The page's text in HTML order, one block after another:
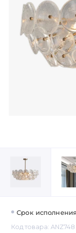
Срок
Код товара: ANZ748